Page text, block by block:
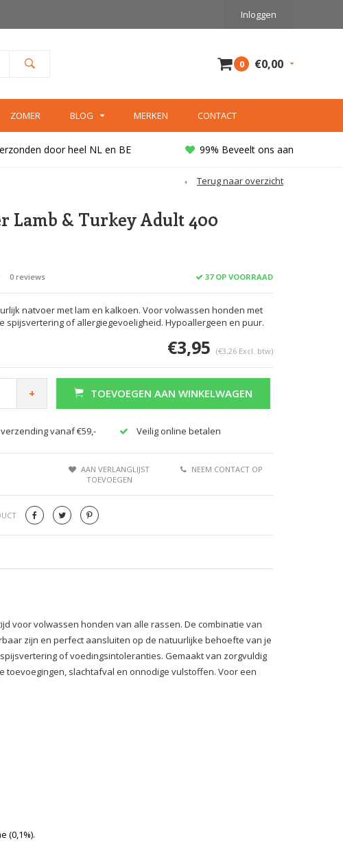
Inloggen
0 €0,00
ZOMER BLOG MERKEN CONTACT
door heel NL en BE 99% Beveelt ons aan
Terug naar overzicht
Afbeelding vergroten
Lamb & Turkey Adult 400
0 reviews 37 OP VOORRAAD
natvoer met lam en kalkoen. Voor volwassen honden met
spijsvertering of allergiegevoeligheid. Hypoallergeen en puur.
€3,95 (€3,26 Excl. btw)
+ TOEVOEGEN AAN WINKELWAGEN
vanaf €59,- Veilig online betalen
AAN VERLANGLIJST
TOEVOEGEN
NEEM CONTACT OP
voor volwassen honden van alle rassen. De combinatie van
zijn en perfect aansluiten op de natuurlijke behoefte van je
of voedingsintoleranties. Gemaakt van zorgvuldig
slachtafval en onnodige vulstoffen. Voor een
(0,1%).